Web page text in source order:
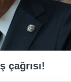
çağrısı!